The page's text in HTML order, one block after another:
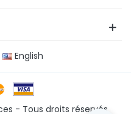
English
- Tous droits réservés